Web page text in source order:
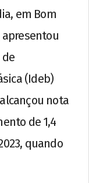
em Bom
apresentou
(Ideb)
nota
de 1,4
quando